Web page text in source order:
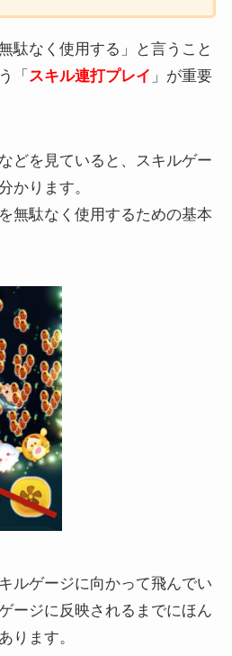
駄なく使用する」と言うこと
「 スキル連打プレイ 」が重要
どを見ていると、スキルゲー
かります。
無駄なく使用するための基本
ルゲージに向かって飛んでい
ージに反映されるまでにほん
ります。